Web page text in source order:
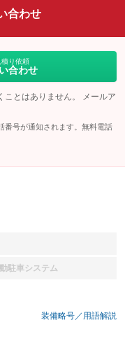
合わせ
積り依頼
合わせ
ことはありません。 メールア
番号が通知されます。無料電話
駐車システム
備なし
装備略号／用語解説